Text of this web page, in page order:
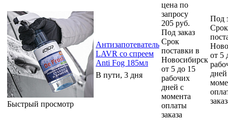
Быстрый просмотр
Антизапотеватель
LAVR со спреем
Anti Fog 185мл
В пути, 3 дня
цена по
запросу
205 руб.
Под заказ
Срок
поставки в
Новосибирск
от 5 до 15
рабочих
дней с
момента
оплаты
заказа
Под
Срок
от 5
дней